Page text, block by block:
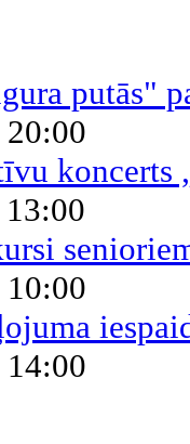
putās"
koncerts